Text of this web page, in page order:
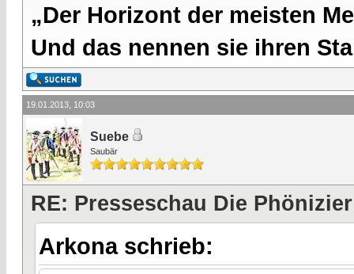
„Der Horizont der meisten
Und das nennen sie ihren
19.01.2013, 10:03
Suebe
Saubär
RE: Presseschau Die
Arkona schrieb: